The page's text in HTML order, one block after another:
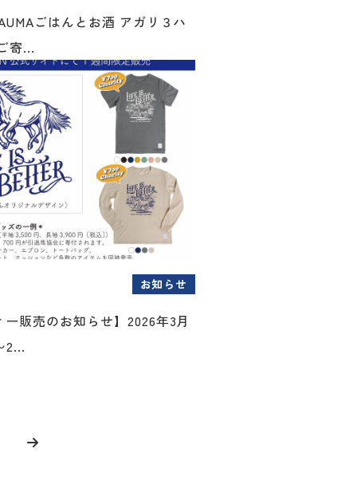
ごはんとお酒 アガリ３ハ
寄...
お知らせ
販売のお知らせ】2026年3月
2...